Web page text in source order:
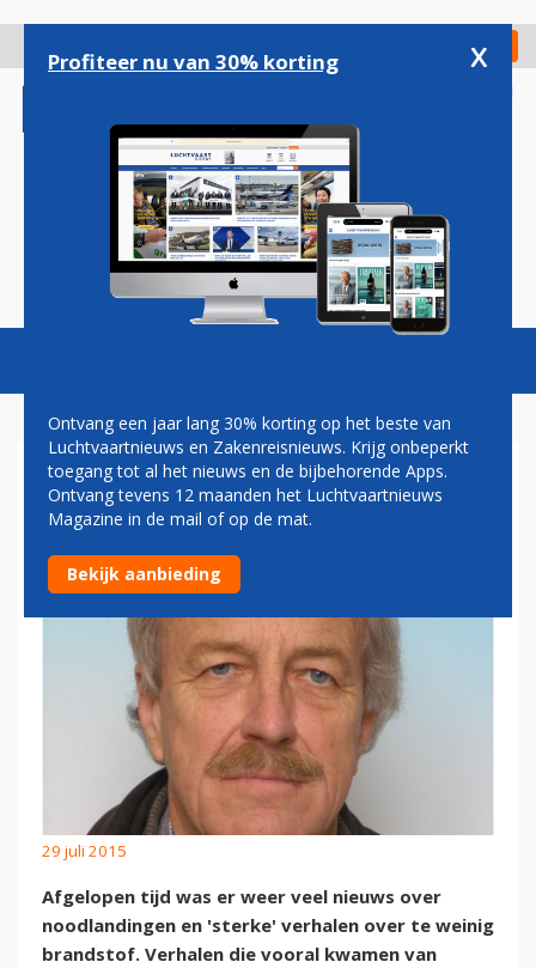
gaan
Check in
Magazine Podcasts Vacatures
PAUL GROVE: SLECHT WEER,
EEN BEETJE UITLEG
29 juli 2015
Afgelopen tijd was er weer veel nieuws over
noodlandingen en 'sterke' verhalen over te weinig
brandstof. Verhalen die vooral kwamen van
Profiteer nu van 30% korting x
Ontvang een jaar lang 30% korting op het beste van
Luchtvaartnieuws en Zakenreisnieuws. Krijg onbeperkt
toegang tot al het nieuws en de bijbehorende Apps.
Ontvang tevens 12 maanden het Luchtvaartnieuws
Magazine in de mail of op de mat.
Bekijk aanbieding